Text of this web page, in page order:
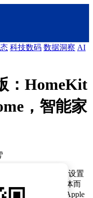
科技数码 数据洞察 AI
：HomeKit
，智能家
中，对Apple TV的设置
了广泛关注。具体而
，现已被替换为“Apple